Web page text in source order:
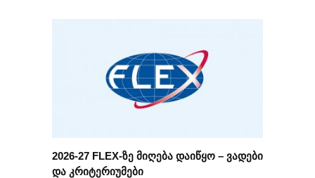
2026-27 FLEX-ზე მიღება დაიწყო – ვადები
და კრიტერიუმები